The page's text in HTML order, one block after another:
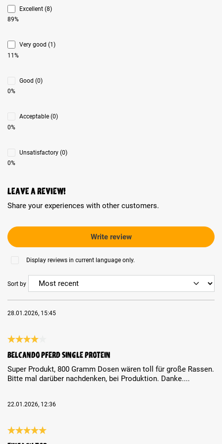
Excellent (8)
89%
Very good (1)
11%
Good (0)
0%
Acceptable (0)
0%
Unsatisfactory (0)
0%
Leave a review!
Share your experiences with other customers.
Write review
Display reviews in current language only.
Sort by
28.01.2026, 15:45
Belcando Pferd Single Protein
Super Produkt, 800 Gramm Dosen wären toll für große Rassen.
Bitte mal darüber nachdenken, bei Produktion. Danke....
22.01.2026, 12:36